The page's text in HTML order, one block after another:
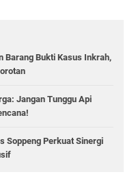
Barang Bukti Kasus Inkrah,
Jangan Tunggu Api
Soppeng Perkuat Sinergi